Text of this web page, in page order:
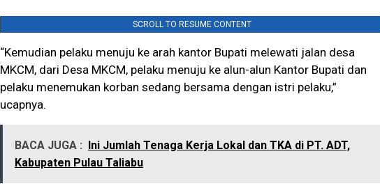
SCROLL TO RESUME CONTENT
“Kemudian pelaku menuju ke arah kantor Bupati melewati jalan desa
MKCM, dari Desa MKCM, pelaku menuju ke alun-alun Kantor Bupati dan
pelaku menemukan korban sedang bersama dengan istri pelaku,”
ucapnya.
BACA JUGA : Ini Jumlah Tenaga Kerja Lokal dan TKA di PT. ADT,
Kabupaten Pulau Taliabu